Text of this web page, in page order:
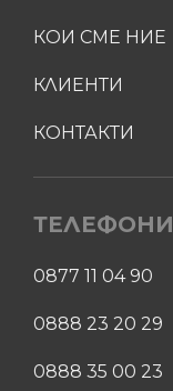
КОИ СМЕ НИЕ
КЛИЕНТИ
КОНТАКТИ
ТЕЛЕФОНИ
0877 11 04 90
0888 23 20 29
0888 35 00 23